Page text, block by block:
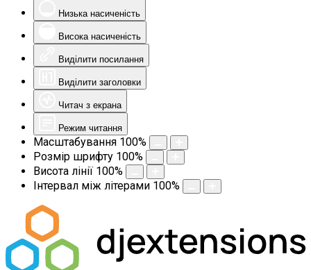
Низька насиченість
Висока насиченість
Виділити посилання
Виділити заголовки
Читач з екрана
Режим читання
Масштабування 100%
Розмір шрифту 100%
Висота лінії 100%
Інтервал між літерами 100%